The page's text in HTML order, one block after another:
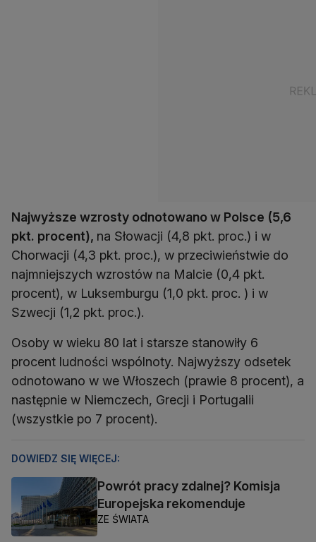
Najwyższe wzrosty odnotowano w Polsce (5,6
pkt. procent), na Słowacji (4,8 pkt. proc.) i w
Chorwacji (4,3 pkt. proc.), w przeciwieństwie do
najmniejszych wzrostów na Malcie (0,4 pkt.
procent), w Luksemburgu (1,0 pkt. proc. ) i w
Szwecji (1,2 pkt. proc.).
Osoby w wieku 80 lat i starsze stanowiły 6
procent ludności wspólnoty. Najwyższy odsetek
odnotowano w we Włoszech (prawie 8 procent), a
następnie w Niemczech, Grecji i Portugalii
(wszystkie po 7 procent).
DOWIEDZ SIĘ WIĘCEJ:
Powrót pracy zdalnej? Komisja
Europejska rekomenduje
ZE ŚWIATA